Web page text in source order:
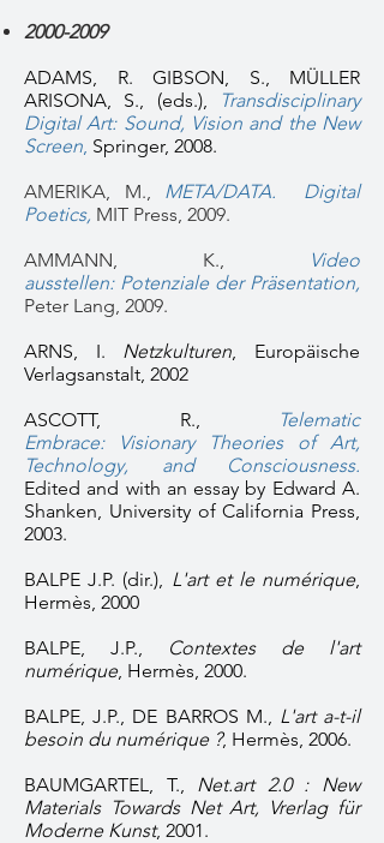
2000-2009
ADAMS, R. GIBSON, S., MÜLLER
ARISONA, S., (eds.),
Transdisciplinary
Digital Art: Sound, Vision and the New
Screen, Springer, 2008.
AMERIKA, M., META/DATA. Digital
Poetics, MIT Press, 2009.
AMMANN, K.,
Video
ausstellen: Potenziale der Präsentation,
Peter Lang, 2009.
ARNS, I. Netzkulturen, Europäische
Verlagsanstalt, 2002
ASCOTT, R.,
Telematic
Embrace: Visionary Theories of Art,
Technology, and Consciousness.
Edited and with an essay by Edward A.
Shanken, University of California Press,
2003.
BALPE J.P. (dir.), L'art et le numérique,
Hermès, 2000
BALPE, J.P.,
Contextes de l'art
numérique, Hermès, 2000.
BALPE, J.P., DE BARROS M., L'art a-t-il
besoin du numérique ?, Hermès, 2006.
BAUMGARTEL, T., Net.art 2.0 : New
Materials Towards Net Art, Vrerlag für
Moderne Kunst, 2001.